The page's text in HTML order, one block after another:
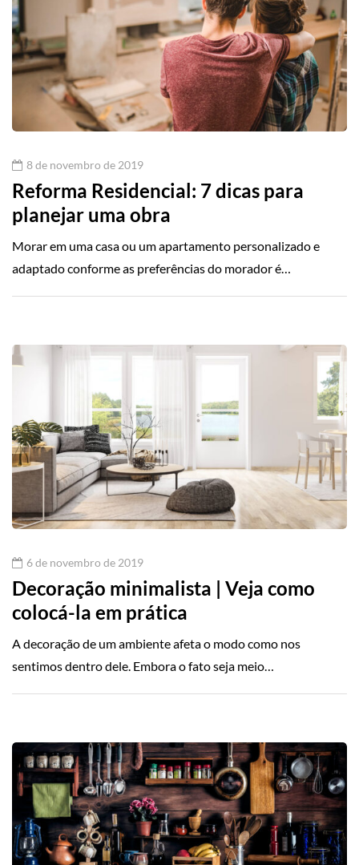
8 de novembro de 2019
Reforma Residencial: 7 dicas para
planejar uma obra
Morar em uma casa ou um apartamento personalizado e
adaptado conforme as preferências do morador é…
6 de novembro de 2019
Decoração minimalista | Veja como
colocá-la em prática
A decoração de um ambiente afeta o modo como nos
sentimos dentro dele. Embora o fato seja meio…